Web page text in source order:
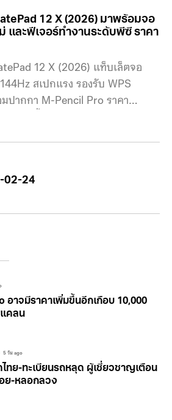
12 X (2026) มาพร้อมจอ
และฟีเจอร์ทำงานระดับพีซี ราคา
12 X (2026) แท็บเล็ตจอ
สเปกแรง รองรับ WPS
ปากกา M-Pencil Pro ราคา
02-24
อาจมีราคาเพิ่มขึ้นอีกเกือบ 10,000
คลน
5 วัน ago
ทย-ทะเบียนรถหลุด ผู้เชี่ยวชาญเตือน
ย-หลอกลวง